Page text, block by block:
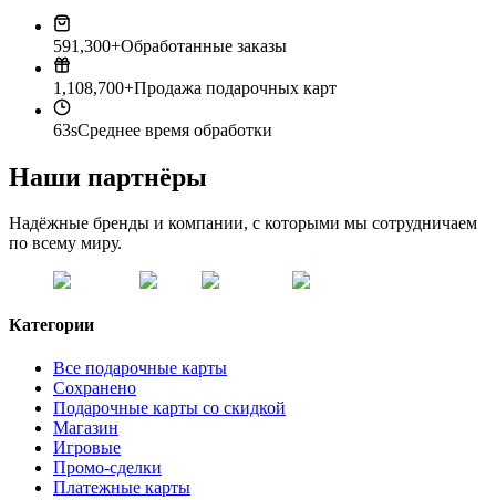
591,300+Обработанные заказы
1,108,700+Продажа подарочных карт
63sСреднее время обработки
Наши партнёры
Надёжные бренды и компании, с которыми мы сотрудничаем
по всему миру.
Категории
Все подарочные карты
Сохранено
Подарочные карты со скидкой
Магазин
Игровые
Промо-сделки
Платежные карты